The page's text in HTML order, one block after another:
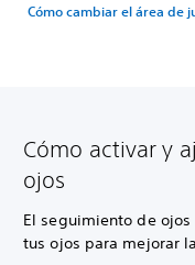
Cómo cambiar el área de
Cómo activar y
ojos
El seguimiento de
tus ojos para mejorar